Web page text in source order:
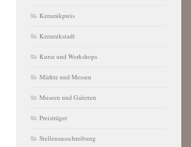
Keramikpreis
Keramikstadt
Kurse und Workshops
Märkte und Messen
Museen und Galerien
Preisträger
Stellenausschreibung